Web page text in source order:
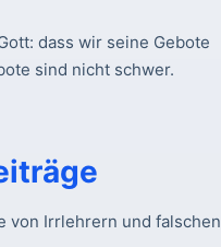
dass wir seine Gebote
sind nicht schwer.
von Irrlehrern und falschen